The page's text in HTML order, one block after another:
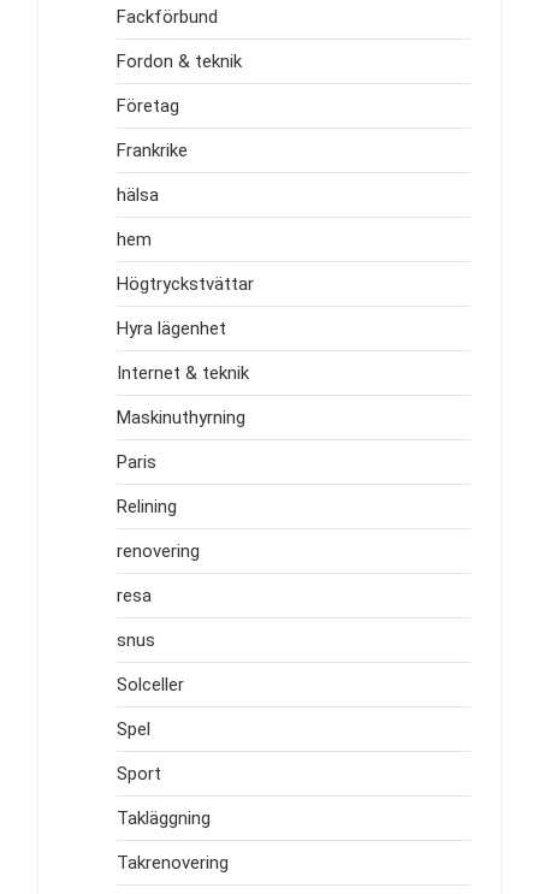
Fackförbund
Fordon & teknik
Företag
Frankrike
hälsa
hem
Högtryckstvättar
Hyra lägenhet
Internet & teknik
Maskinuthyrning
Paris
Relining
renovering
resa
snus
Solceller
Spel
Sport
Takläggning
Takrenovering